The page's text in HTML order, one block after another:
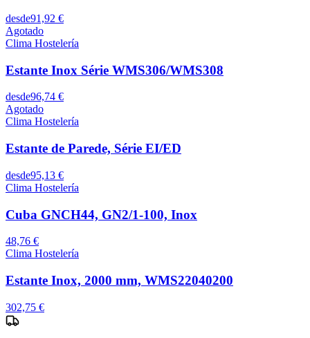
desde91,92 €
Agotado
Clima Hostelería
Estante Inox Série WMS306/WMS308
desde96,74 €
Agotado
Clima Hostelería
Estante de Parede, Série EI/ED
desde95,13 €
Clima Hostelería
Cuba GNCH44, GN2/1-100, Inox
48,76 €
Clima Hostelería
Estante Inox, 2000 mm, WMS22040200
302,75 €